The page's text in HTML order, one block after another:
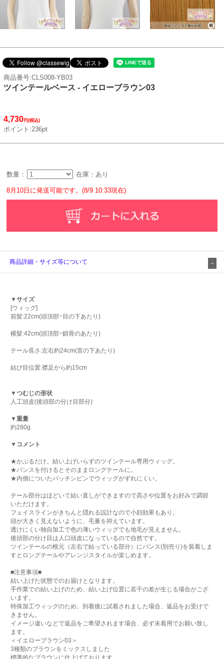
商品番号:CLS008-YB03
ツインテールベース - イエローブラウン03
4,730円(税込)
ポイント:236pt
数量： 在庫：あり
8月10日に発送可能です。(8/9 10:33現在)
商品詳細・サイズ等について
▼サイズ
[ウィッグ]
前髪:22cm(頭頂部~目の下あたり)
横髪:42cm(頭頂部~鎖骨のあたり)
テール長さ:左右約24cm(首の下あたり)
結び目位置:襟足から約15cm
▼つむじの形状
人工頭皮(後頭部の分け目部分)
▼重量
約280g
▼コメント
★かぶるだけ。結い上げいらずのツインテール専用ウィッグ。
★バンスを付けるとそのままロングテールに。
★内側についたパッチンピンでウィッグがずれにくい。
テール部分はほどいて結い直しができますので高さや位置をお好みで調節
いただけます。
フェイスラインがきちんと隠れる設計なので小顔効果もあり。
頭が大きく見えないように、毛量を抑えています。
透けにくい独自加工で色の薄いウィッグでも地毛が見えません。
後頭部の分け目は人口頭皮になっているので自然です。
ツインテールの根元（左右で結っている部分）にバンス(別売り)を装着しま
すとロングテールやアレンジスタイルが楽しめます。
■注意事項■
結い上げた状態でのお届けとなります。
手作業での結い上げのため、結い上げ位置に若干の差が生じる場合がござ
います。
特殊加工ウィッグのため、到着後に試着されました場合、返品をお受けで
きません。
イメージ違いなどで返品をご希望されます場合、必ず未着用でお願い致し
ます。
＜イエローブラウン03＞
3種類のブラウンをミックスしました